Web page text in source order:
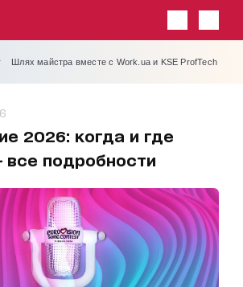
Шлях майстра вместе с Work.ua и KSE ProfTech
2026: когда и где
все подробности